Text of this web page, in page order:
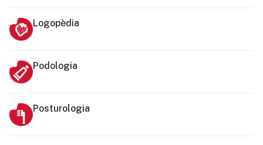
Logopèdia
Podologia
Posturologia